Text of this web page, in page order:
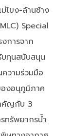
ขง-ล้านช้าง
Special
การจาก
บทุนสนับสนุน
วามร่วมมือ
งอนุภูมิภาค
คัญกับ 3
ทรัพยากรน้ำ